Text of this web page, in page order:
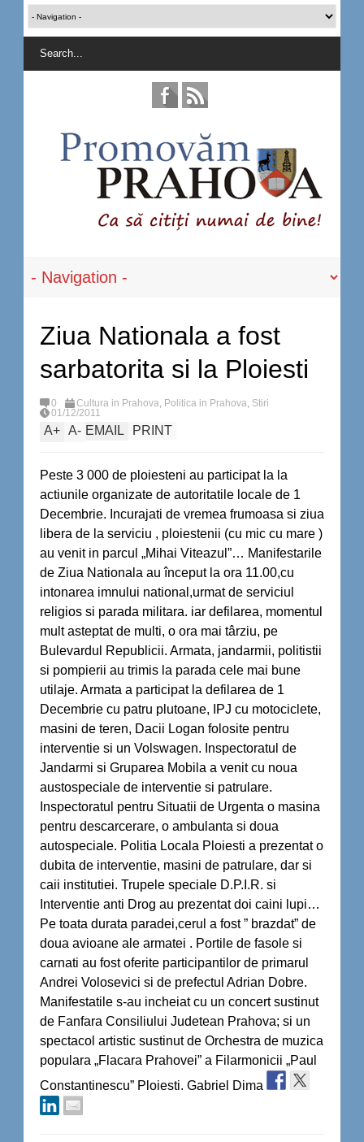
Ziua Nationala a fost
sarbatorita si la Ploiesti
0 Cultura in Prahova, Politica in Prahova, Stiri
01/12/2011
A+ A- EMAIL PRINT
Peste 3 000 de ploiesteni au participat la la
actiunile organizate de autoritatile locale de 1
Decembrie. Incurajati de vremea frumoasa si ziua
libera de la serviciu , ploiestenii (cu mic cu mare )
au venit in parcul „Mihai Viteazul”… Manifestarile
de Ziua Nationala au început la ora 11.00,cu
intonarea imnului national,urmat de serviciul
religios si parada militara. iar defilarea, momentul
mult asteptat de multi, o ora mai târziu, pe
Bulevardul Republicii. Armata, jandarmii, politistii
si pompierii au trimis la parada cele mai bune
utilaje. Armata a participat la defilarea de 1
Decembrie cu patru plutoane, IPJ cu motociclete,
masini de teren, Dacii Logan folosite pentru
interventie si un Volswagen. Inspectoratul de
Jandarmi si Gruparea Mobila a venit cu noua
austospeciale de interventie si patrulare.
Inspectoratul pentru Situatii de Urgenta o masina
pentru descarcerare, o ambulanta si doua
autospeciale. Politia Locala Ploiesti a prezentat o
dubita de interventie, masini de patrulare, dar si
caii institutiei. Trupele speciale D.P.I.R. si
Interventie anti Drog au prezentat doi caini lupi…
Pe toata durata paradei,cerul a fost ” brazdat” de
doua avioane ale armatei . Portile de fasole si
carnati au fost oferite participantilor de primarul
Andrei Volosevici si de prefectul Adrian Dobre.
Manifestatile s-au incheiat cu un concert sustinut
de Fanfara Consiliului Judetean Prahova; si un
spectacol artistic sustinut de Orchestra de muzica
populara „Flacara Prahovei” a Filarmonicii „Paul
Constantinescu” Ploiesti. Gabriel Dima